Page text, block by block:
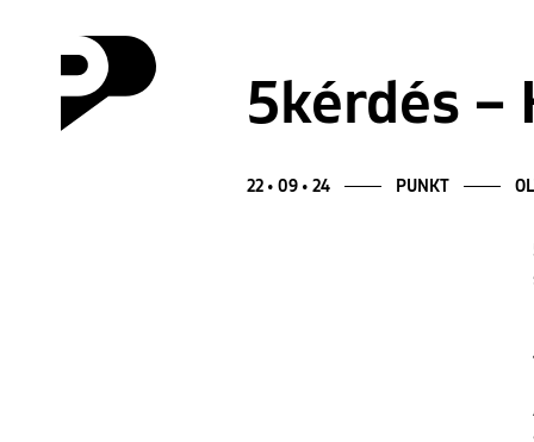
5kérdés –
22 • 09 • 24 PUNKT